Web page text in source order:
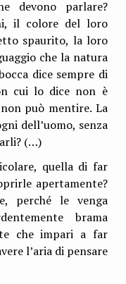
devono parlare?
il colore del loro
spaurito, la loro
che la natura
dice sempre di
cui lo dice non è
può mentire. La
dell’uomo, senza
(…)
quella di far
apertamente?
perché le venga
brama
che impari a far
l’aria di pensare